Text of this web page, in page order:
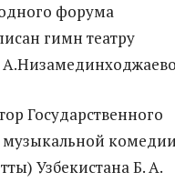
форума
гимн театру
Государственного
музыкальной комедии
Узбекистана Б. А.